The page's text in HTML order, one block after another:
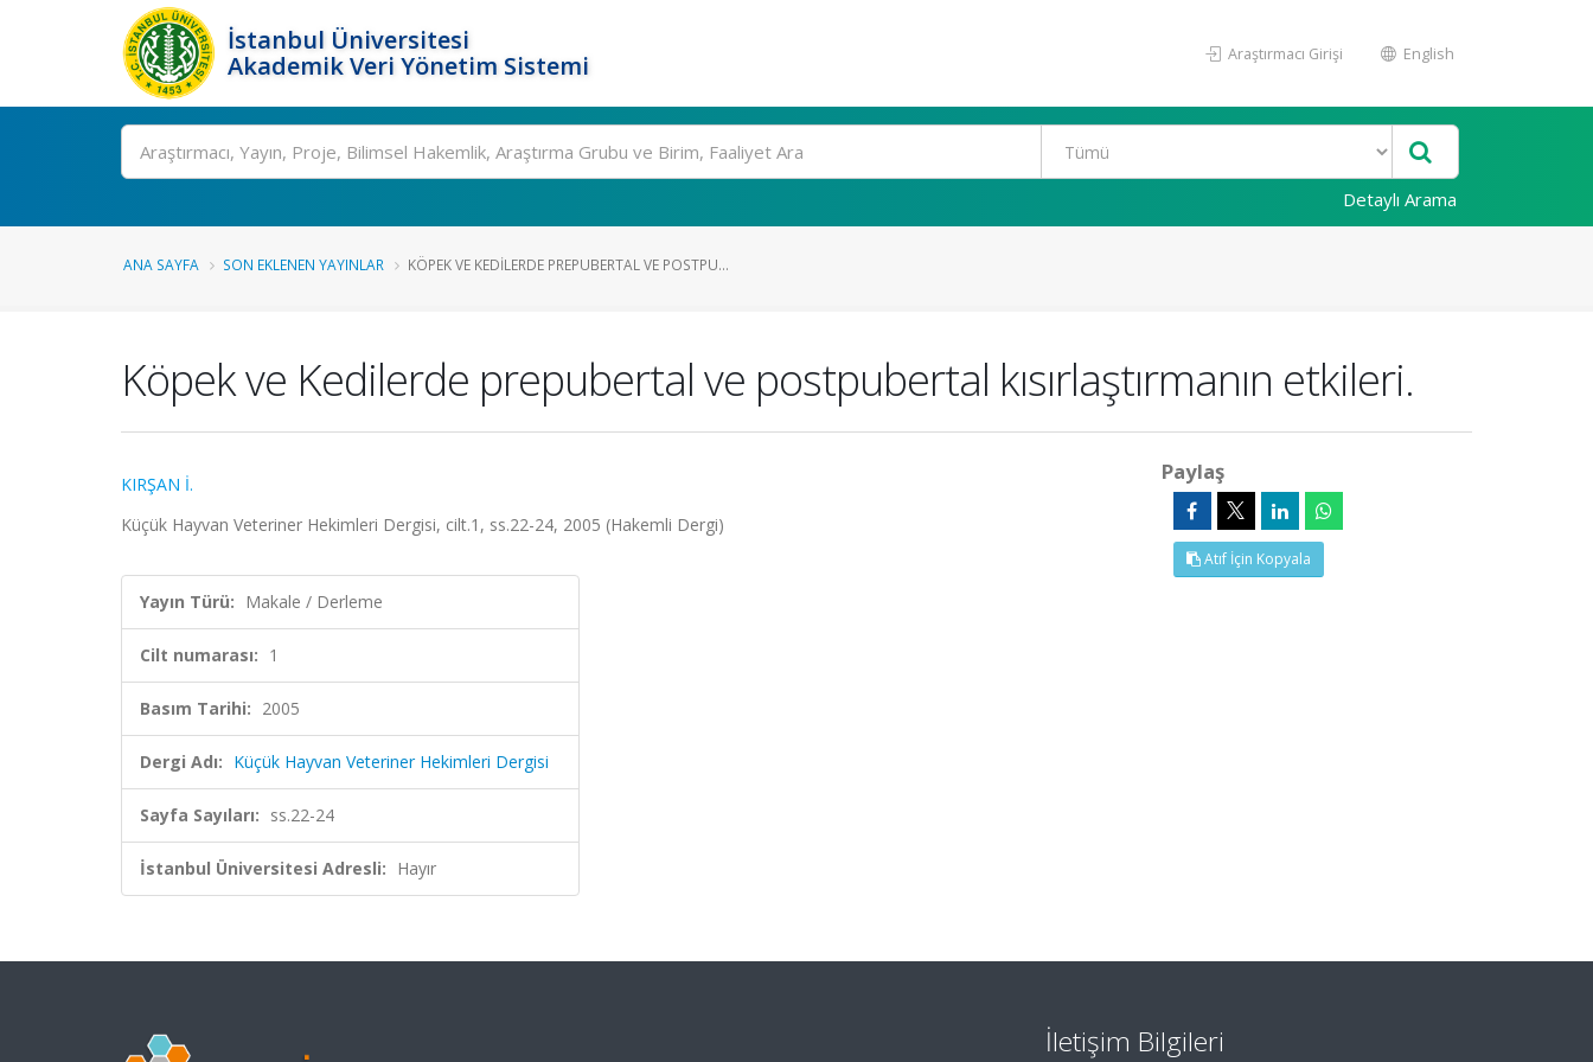
İstanbul Üniversitesi
Akademik Veri Yönetim Sistemi
Araştırmacı Girişi English
Ara
Detaylı Arama
ANA SAYFA SON EKLENEN YAYINLAR KÖPEK VE KEDILERDE PREPUBERTAL VE POSTPU...
Köpek ve Kedilerde prepubertal ve postpubertal kısırlaştırmanın etkileri.
KIRŞAN İ.
Küçük Hayvan Veteriner Hekimleri Dergisi, cilt.1, ss.22-24, 2005 (Hakemli Dergi)
Yayın Türü: Makale / Derleme
Cilt numarası: 1
Basım Tarihi: 2005
Dergi Adı: Küçük Hayvan Veteriner Hekimleri Dergisi
Sayfa Sayıları: ss.22-24
İstanbul Üniversitesi Adresli: Hayır
Paylaş
Atıf İçin Kopyala
İletişim Bilgileri